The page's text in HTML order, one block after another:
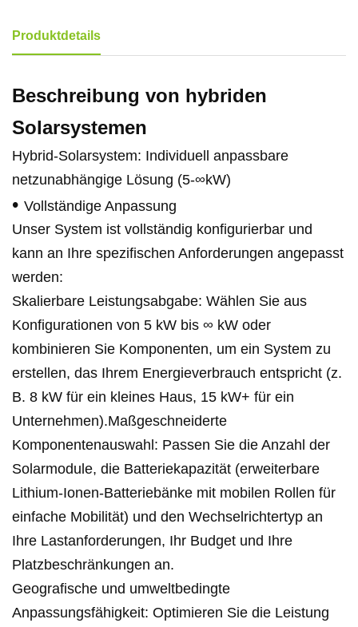
Produktdetails
Beschreibung von hybriden
Solarsystemen
Hybrid-Solarsystem: Individuell anpassbare
netzunabhängige Lösung (5-∞kW)
• Vollständige Anpassung
Unser System ist vollständig konfigurierbar und
kann an Ihre spezifischen Anforderungen angepasst
werden:
Skalierbare Leistungsabgabe: Wählen Sie aus
Konfigurationen von 5 kW bis ∞ kW oder
kombinieren Sie Komponenten, um ein System zu
erstellen, das Ihrem Energieverbrauch entspricht (z.
B. 8 kW für ein kleines Haus, 15 kW+ für ein
Unternehmen).Maßgeschneiderte
Komponentenauswahl: Passen Sie die Anzahl der
Solarmodule, die Batteriekapazität (erweiterbare
Lithium-Ionen-Batteriebänke mit mobilen Rollen für
einfache Mobilität) und den Wechselrichtertyp an
Ihre Lastanforderungen, Ihr Budget und Ihre
Platzbeschränkungen an.
Geografische und umweltbedingte
Anpassungsfähigkeit: Optimieren Sie die Leistung